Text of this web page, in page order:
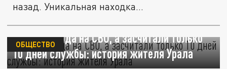
назад. Уникальная находка...
Провел 2 года на СВО, а засчитали только
10 дней службы: история жителя Урала
ОБЩЕСТВО